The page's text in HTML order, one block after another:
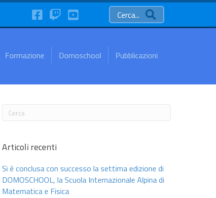
FaceBookTwitchYouTube Cerca...
Formazione Domoschool Pubblicazioni
Articoli recenti
Si è conclusa con successo la settima edizione di
DOMOSCHOOL, la Scuola Internazionale Alpina di
Matematica e Fisica